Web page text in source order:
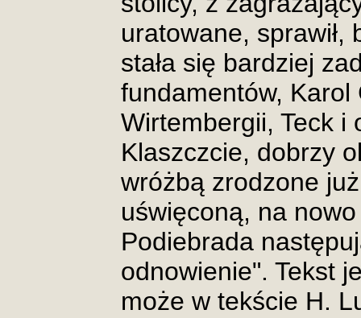
uratowane, sprawił,
stała się bardziej
fundamentów,
Wirtembergii, Teck i
Klaszczcie, dobrzy
wróżbą zrodzone
uświęconą, na
Podiebrada
odnowienie". Tekst
może w tekście H.